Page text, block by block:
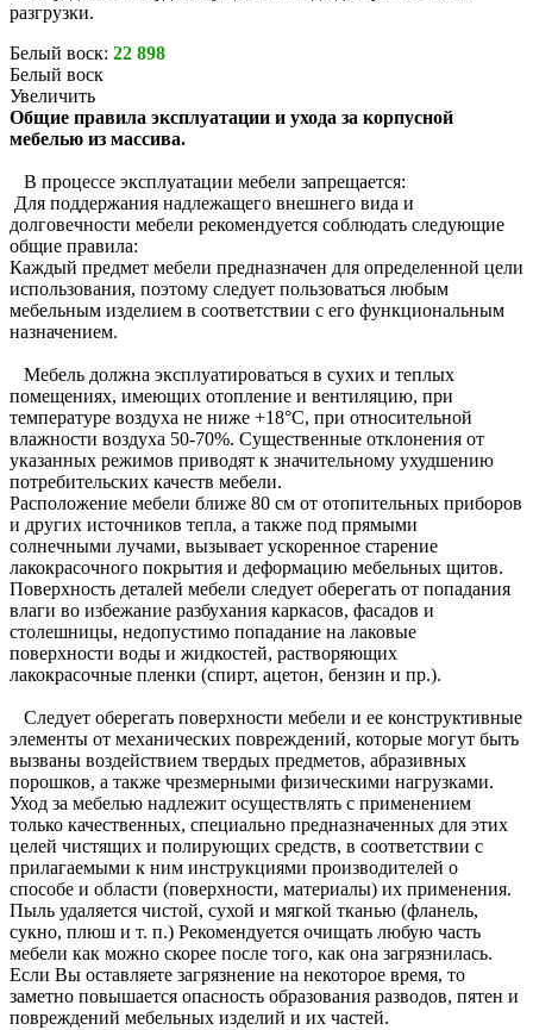
разгрузки.
Белый воск: 22 898
Белый воск
Увеличить
Общие правила эксплуатации и ухода за корпусной
мебелью из массива.
В процессе эксплуатации мебели запрещается:
Для поддержания надлежащего внешнего вида и
долговечности мебели рекомендуется соблюдать следующие
общие правила:
Каждый предмет мебели предназначен для определенной цели
использования, поэтому следует пользоваться любым
мебельным изделием в соответствии с его функциональным
назначением.
Мебель должна эксплуатироваться в сухих и теплых
помещениях, имеющих отопление и вентиляцию, при
температуре воздуха не ниже +18°C, при относительной
влажности воздуха 50-70%. Существенные отклонения от
указанных режимов приводят к значительному ухудшению
потребительских качеств мебели.
Расположение мебели ближе 80 см от отопительных приборов
и других источников тепла, а также под прямыми
солнечными лучами, вызывает ускоренное старение
лакокрасочного покрытия и деформацию мебельных щитов.
Поверхность деталей мебели следует оберегать от попадания
влаги во избежание разбухания каркасов, фасадов и
столешницы, недопустимо попадание на лаковые
поверхности воды и жидкостей, растворяющих
лакокрасочные пленки (спирт, ацетон, бензин и пр.).
Следует оберегать поверхности мебели и ее конструктивные
элементы от механических повреждений, которые могут быть
вызваны воздействием твердых предметов, абразивных
порошков, а также чрезмерными физическими нагрузками.
Уход за мебелью надлежит осуществлять с применением
только качественных, специально предназначенных для этих
целей чистящих и полирующих средств, в соответствии с
прилагаемыми к ним инструкциями производителей о
способе и области (поверхности, материалы) их применения.
Пыль удаляется чистой, сухой и мягкой тканью (фланель,
сукно, плюш и т. п.) Рекомендуется очищать любую часть
мебели как можно скорее после того, как она загрязнилась.
Если Вы оставляете загрязнение на некоторое время, то
заметно повышается опасность образования разводов, пятен и
повреждений мебельных изделий и их частей.